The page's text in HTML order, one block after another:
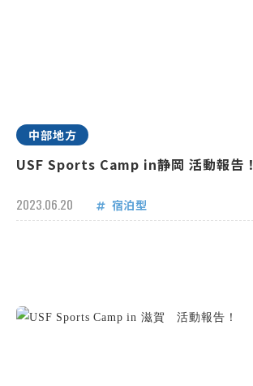
中部地方
USF Sports Camp in静岡 活動報告！
2023.06.20 宿泊型